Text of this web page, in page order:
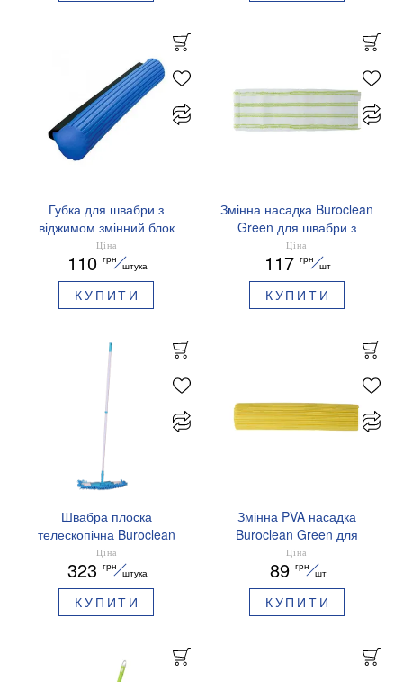
Губка для швабри з
віджимом змінний блок
BuroClean 10300103
Ціна
110 грн
штука
КУПИТИ
Змінна насадка Buroclean
Green для швабри з
нейлоном 43x13 см 60 г
10300204
Ціна
117 грн
шт
КУПИТИ
Швабра плоска
телескопічна Buroclean
10300107
Ціна
323 грн
штука
КУПИТИ
Змінна PVA насадка
Buroclean Green для
швабри метелик 27 см
10300207
Ціна
89 грн
шт
КУПИТИ